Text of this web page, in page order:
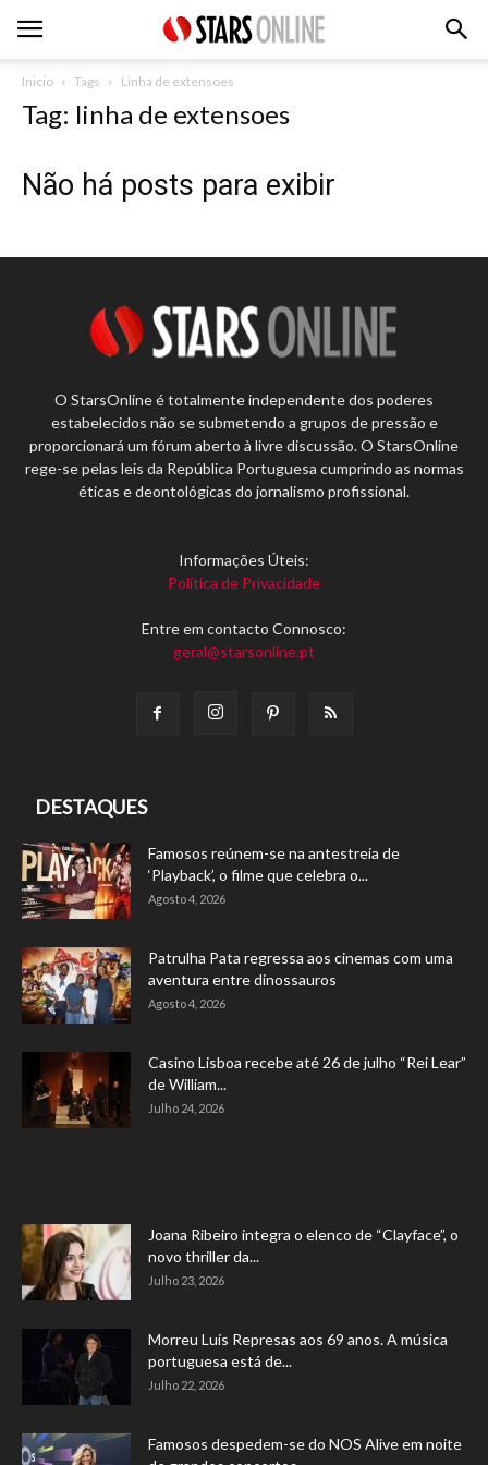
Inicio Tags Linha de extensoes
Tag: linha de extensoes
Não há posts para exibir
O StarsOnline é totalmente independente dos poderes
estabelecidos não se submetendo a grupos de pressão e
proporcionará um fórum aberto à livre discussão. O StarsOnline
rege-se pelas leis da República Portuguesa cumprindo as normas
éticas e deontológicas do jornalismo profissional.
Informações Úteis:
Política de Privacidade
Entre em contacto Connosco:
geral@starsonline.pt
DESTAQUES
Famosos reúnem-se na antestreia de
‘Playback’, o filme que celebra o...
Agosto 4, 2026
Patrulha Pata regressa aos cinemas com uma
aventura entre dinossauros
Agosto 4, 2026
Casino Lisboa recebe até 26 de julho “Rei Lear”
de William...
Julho 24, 2026
Joana Ribeiro integra o elenco de “Clayface”, o
novo thriller da...
Julho 23, 2026
Morreu Luís Represas aos 69 anos. A música
portuguesa está de...
Julho 22, 2026
Famosos despedem-se do NOS Alive em noite